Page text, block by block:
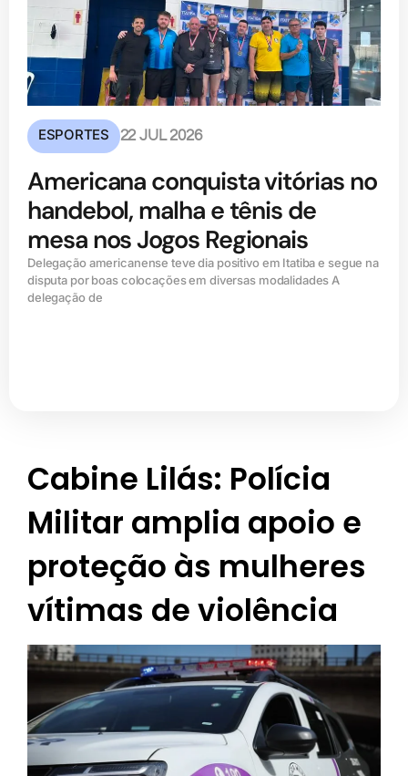
ESPORTES 22 JUL 2026
Americana conquista vitórias no
handebol, malha e tênis de
mesa nos Jogos Regionais
Delegação americanense teve dia positivo em Itatiba e segue na
disputa por boas colocações em diversas modalidades A
delegação de
Cabine Lilás: Polícia
Militar amplia apoio e
proteção às mulheres
vítimas de violência